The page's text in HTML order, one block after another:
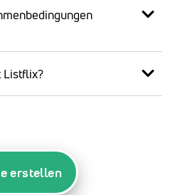
Listflix?
erstellen